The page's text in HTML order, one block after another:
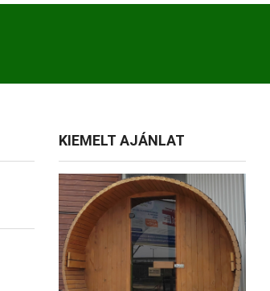
KIEMELT AJÁNLAT